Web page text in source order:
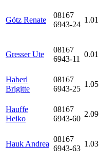
Götz Renate
08167
6943-24
1.01
Gresser Ute
08167
6943-11
0.01
Haberl
Brigitte
08167
6943-25
1.05
Hauffe
Heiko
08167
6943-60
2.09
Hauk Andrea
08167
6943-63
1.03